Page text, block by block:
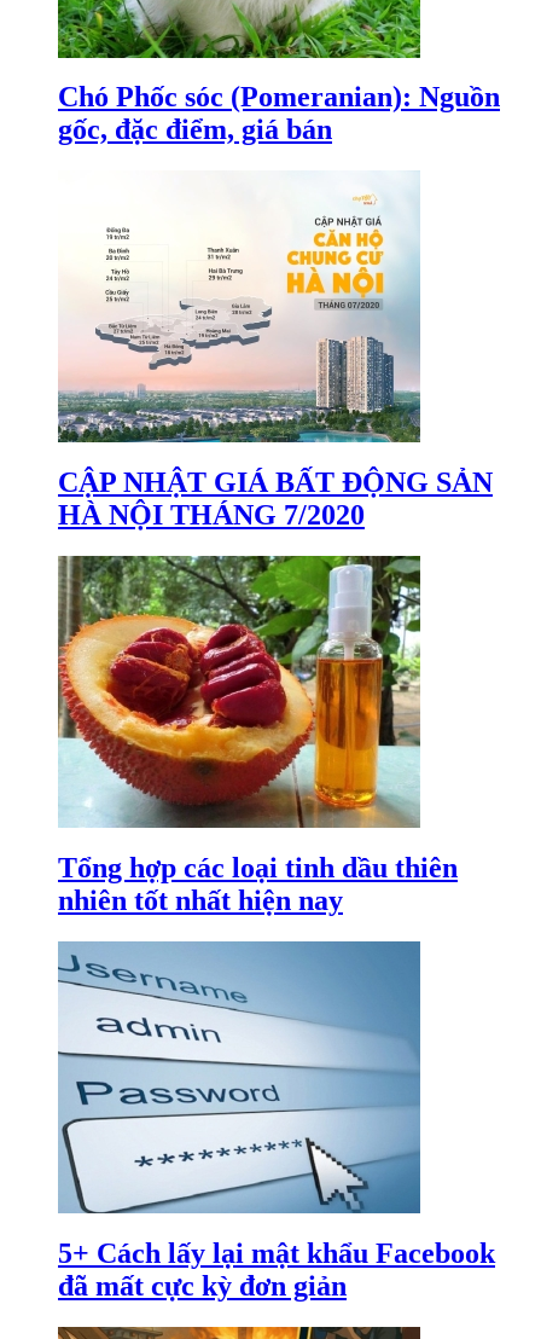
Chó Phốc sóc (Pomeranian): Nguồn
gốc, đặc điểm, giá bán
CẬP NHẬT GIÁ BẤT ĐỘNG SẢN
HÀ NỘI THÁNG 7/2020
Tổng hợp các loại tinh dầu thiên
nhiên tốt nhất hiện nay
5+ Cách lấy lại mật khẩu Facebook
đã mất cực kỳ đơn giản